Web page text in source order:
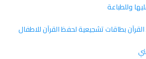
وللطباعة
بطاقات تشجيعية لحفظ القرآن للاطفال